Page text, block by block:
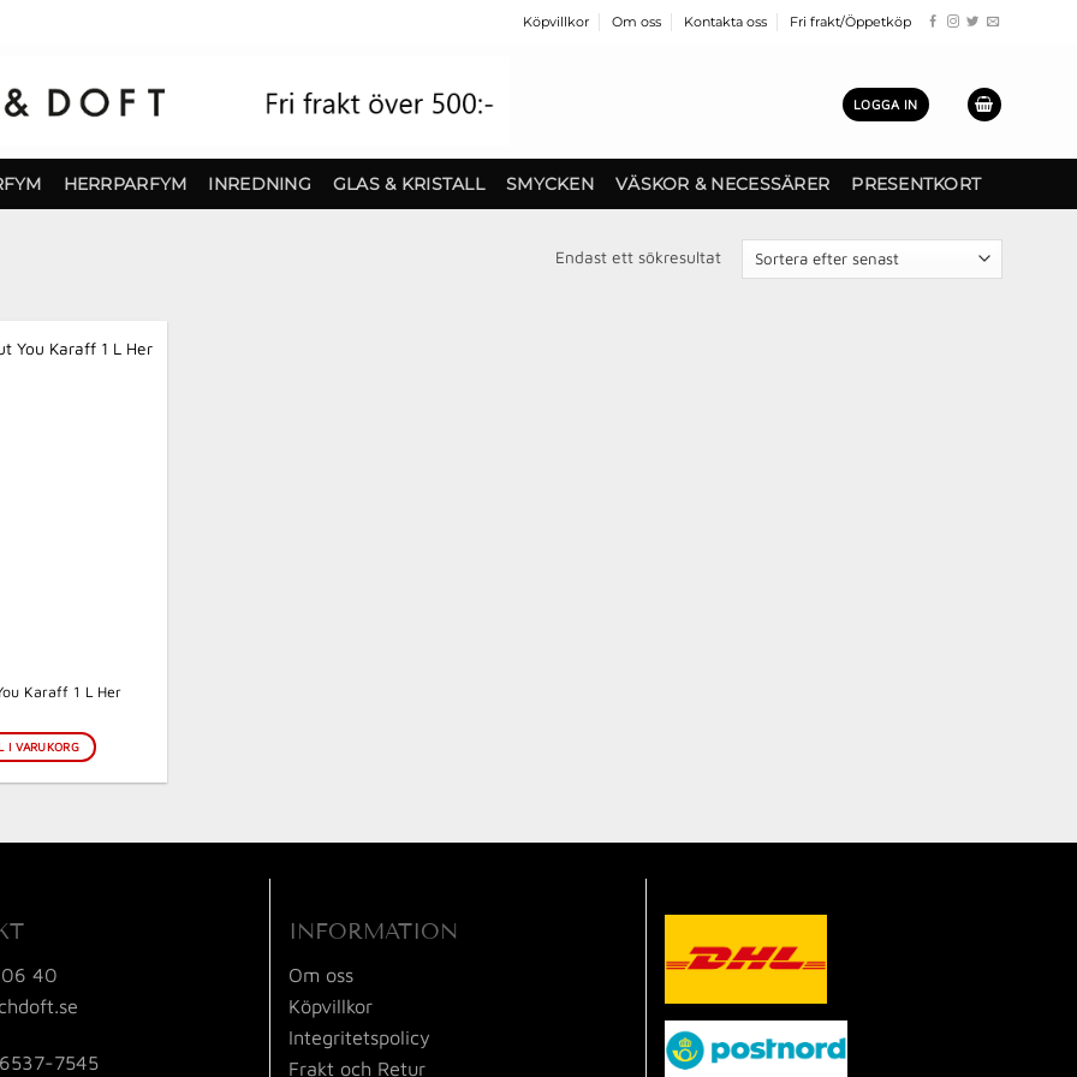
Köpvillkor Om oss Kontakta oss Fri frakt/Öppetköp
LOGGA IN
HERRPARFYM INREDNING GLAS & KRISTALL SMYCKEN VÄSKOR & NECESSÄRER PRESENTKORT
Endast ett sökresultat
Karaff 1 L Her
I VARUKORG
40
7545
INFORMATION
Om oss
Köpvillkor
Integritetspolicy
Frakt och Retur